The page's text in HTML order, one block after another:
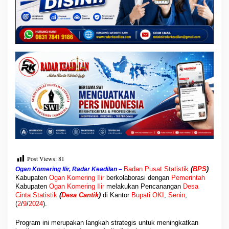
n
T
e
p
a
a
s
a
r
a
n
Post Views:81
Ogan Komering Ilir, Radar Keadilan – Badan Pusat Statistik (BPS)
Kabupaten Ogan Komering Ilirberkolaborasi dengan Pemerintah
Kabupaten Ogan Komering Ilirmelakukan Pencanangan Desa
Cinta Statistik (Desa Cantik) di Kantor Bupati OKI , Senin,
(2/9/2024).
Program ini merupakan langkah strategis untuk meningkatkan